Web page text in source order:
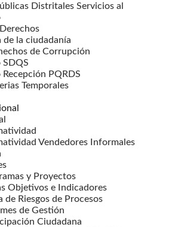
Distritales Servicios al
de la ciudadanía
de Corrupción
SDQS
PQRDS
Temporales
Vendedores Informales
y Proyectos
Objetivos e Indicadores
de Riesgos de Procesos
de Gestión
Ciudadana